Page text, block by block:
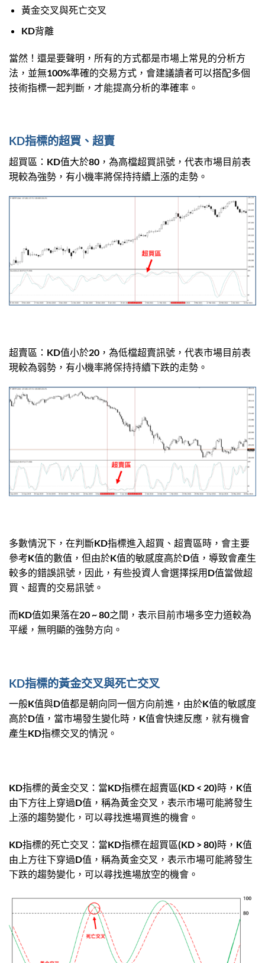
黃金交叉與死亡交叉
KD背離
當然！還是要聲明，所有的方式都是市場上常見的分析方
法，並無100%準確的交易方式，會建議讀者可以搭配多個
技術指標一起判斷，才能提高分析的準確率。
KD指標的超買、超賣
超買區：KD值大於80，為高檔超買訊號，代表市場目前表
現較為強勢，有小機率將保持持續上漲的走勢。
超賣區：KD值小於20，為低檔超賣訊號，代表市場目前表
現較為弱勢，有小機率將保持持續下跌的走勢。
多數情況下，在判斷KD指標進入超買、超賣區時，會主要
參考K值的數值，但由於K值的敏感度高於D值，導致會產生
較多的錯誤訊號，因此，有些投資人會選擇採用D值當做超
買、超賣的交易訊號。
而KD值如果落在20 ~ 80之間，表示目前市場多空力道較為
平緩，無明顯的強勢方向。
KD指標的黃金交叉與死亡交叉
一般K值與D值都是朝向同一個方向前進，由於K值的敏感度
高於D值，當市場發生變化時，K值會快速反應，就有機會
產生KD指標交叉的情況。
KD指標的黃金交叉：當KD指標在超賣區(KD < 20)時，K值
由下方往上穿過D值，稱為黃金交叉，表示市場可能將發生
上漲的趨勢變化，可以尋找進場買進的機會。
KD指標的死亡交叉：當KD指標在超買區(KD > 80)時，K值
由上方往下穿過D值，稱為黃金交叉，表示市場可能將發生
下跌的趨勢變化，可以尋找進場放空的機會。